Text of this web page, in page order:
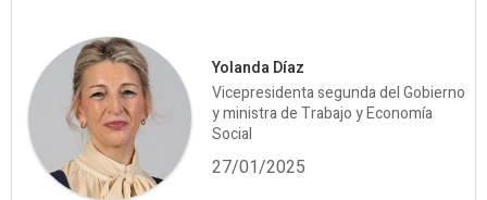
Yolanda Díaz
Vicepresidenta segunda del Gobierno
y ministra de Trabajo y Economía
Social
27/01/2025